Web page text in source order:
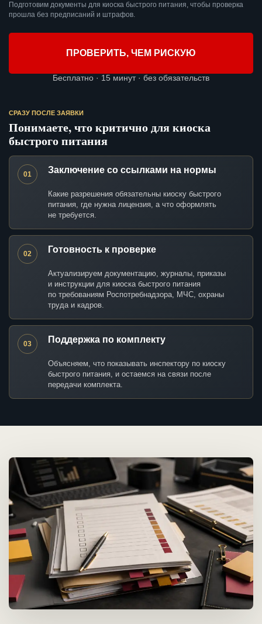
Подготовим документы для киоска быстрого питания, чтобы проверка
прошла без предписаний и штрафов.
ПРОВЕРИТЬ, ЧЕМ РИСКУЮ
Бесплатно · 15 минут · без обязательств
СРАЗУ ПОСЛЕ ЗАЯВКИ
Понимаете, что критично для киоска
быстрого питания
01 Заключение со ссылками на нормы
Какие разрешения обязательны киоску быстрого
питания, где нужна лицензия, а что оформлять
не требуется.
02 Готовность к проверке
Актуализируем документацию, журналы, приказы
и инструкции для киоска быстрого питания
по требованиям Роспотребнадзора, МЧС, охраны
труда и кадров.
03 Поддержка по комплекту
Объясняем, что показывать инспектору по киоску
быстрого питания, и остаемся на связи после
передачи комплекта.